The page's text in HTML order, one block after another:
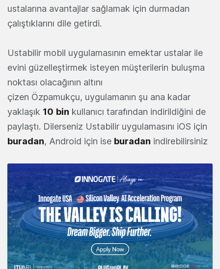
ustalarına avantajlar sağlamak için durmadan
çalıştıklarını dile getirdi.
Ustabilir mobil uygulamasının emektar ustalar ile
evini güzelleştirmek isteyen müşterilerin buluşma
noktası olacağının altını
çizen Özpamukçu, uygulamanın şu ana kadar
yaklaşık 10 bin kullanıcı tarafından indirildiğini de
paylaştı. Dilerseniz Ustabilir uygulamasını iOS için
buradan, Android için ise buradan indirebilirsiniz